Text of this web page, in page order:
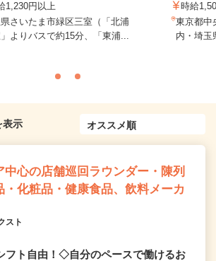
1,230円以上
さいたま市緑区三室（「北浦
よりバスで約15分、「東浦...
時給
東京都中
内・埼玉
表示
中心の店舗巡回ラウンダー・陳列
・化粧品・健康食品、飲料メーカ
スト
フト自由！◇自分のペースで働けるお